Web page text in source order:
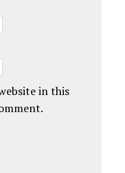
in this